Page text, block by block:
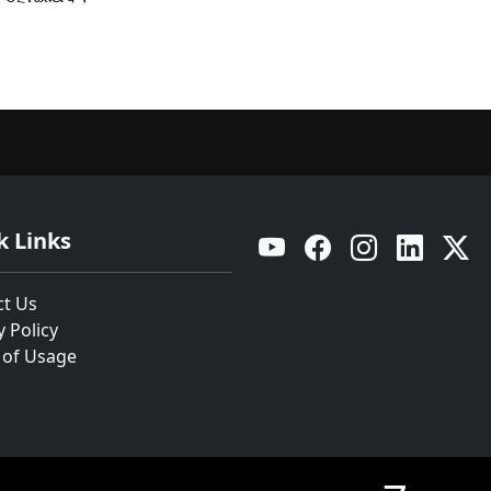
Links
Us
Policy
Usage
YouTube Facebook Instagram Linkedin